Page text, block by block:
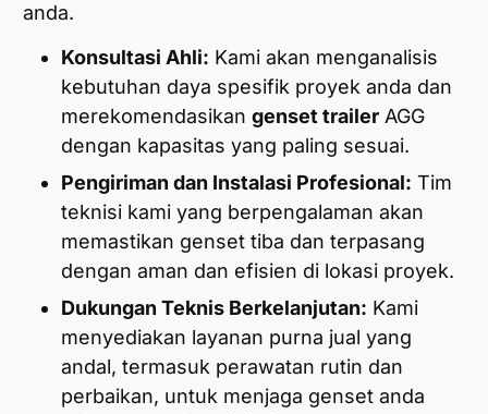
anda.
Konsultasi Ahli: Kami akan menganalisis
kebutuhan daya spesifik proyek anda dan
merekomendasikan genset trailer AGG
dengan kapasitas yang paling sesuai.
Pengiriman dan Instalasi Profesional: Tim
teknisi kami yang berpengalaman akan
memastikan genset tiba dan terpasang
dengan aman dan efisien di lokasi proyek.
Dukungan Teknis Berkelanjutan: Kami
menyediakan layanan purna jual yang
andal, termasuk perawatan rutin dan
perbaikan, untuk menjaga genset anda